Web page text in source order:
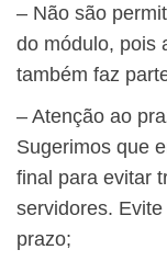
– Não são
do módulo, pois
também faz
– Atenção ao
Sugerimos que
final para evitar
servidores.
prazo;